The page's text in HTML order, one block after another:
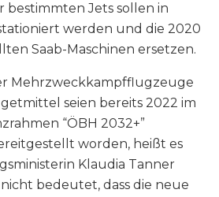
bestimmten Jets sollen in
werden und die 2020
Saab-Maschinen ersetzen.
Mehrzweckkampfflugzeuge
seien bereits 2022 im
“ÖBH 2032+”
worden, heißt es
Klaudia Tanner
nicht bedeutet, dass die neue